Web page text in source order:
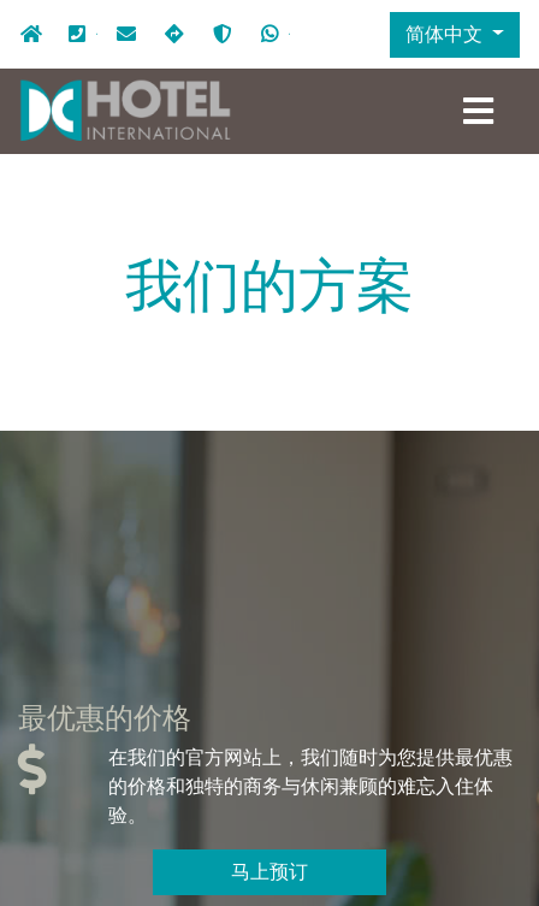
到
内
Navigazione secondaria
首页 +39.049.7641333
info@dchotel.it
如何抵达新冠病毒Covid-19。酒店的安全措
+39.324.9969999
简体中文
我们的方案
最优惠的价格
在我们的官方网站上，我们随时为您提供最优惠
的价格和独特的商务与休闲兼顾的难忘入住体
验。
马上预订